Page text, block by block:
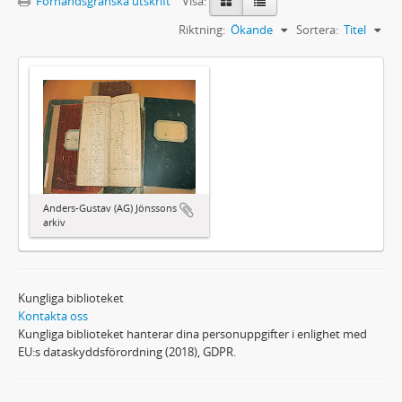
Sortera: Titel
Riktning: Ökande
Anders-Gustav (AG) Jönssons
arkiv
Kungliga biblioteket
Kontakta oss
Kungliga biblioteket hanterar dina personuppgifter i enlighet med
EU:s dataskyddsförordning (2018), GDPR.